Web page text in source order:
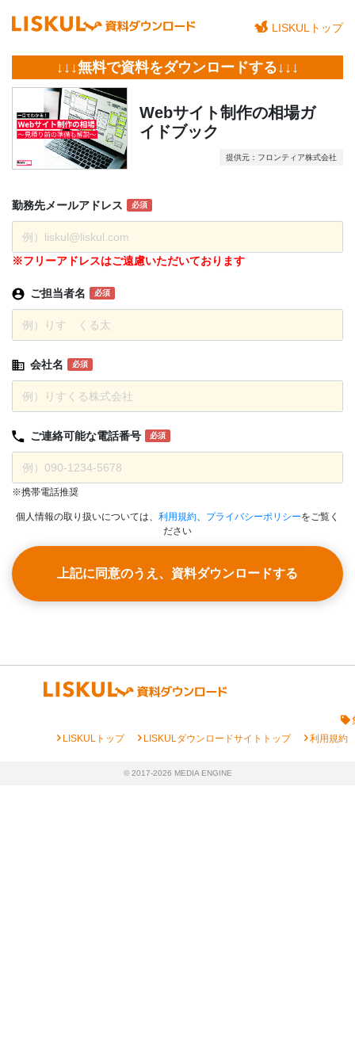
LISKULトップ
↓↓↓無料で資料をダウンロードする↓↓↓
Webサイト制作の相場ガ
イドブック
提供元：フロンティア株式会社
勤務先メールアドレス 必須
※フリーアドレスはご遠慮いただいております
ご担当者名 必須
会社名 必須
ご連絡可能な電話番号 必須
※携帯電話推奨
個人情報の取り扱いについては、 利用規約、 プライバシーポリシーをご覧く
ださい
上記に同意のうえ、資料ダウンロードする
chevron_rightLISKULトップ chevron_rightLISKULダウンロードサイトトップ chevron_right利用規約
© 2017-2026 MEDIA ENGINE